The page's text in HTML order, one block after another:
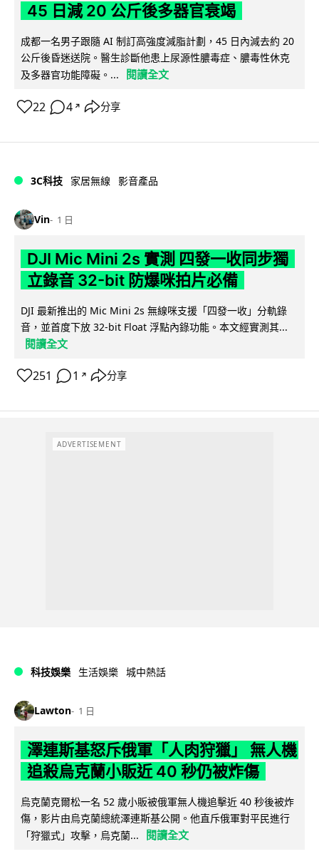
45 日減 20 公斤後多器官衰竭
成都一名男子跟隨 AI 制訂高強度減脂計劃，45 日內減去約 20
公斤後昏迷送院。醫生診斷他患上尿源性膿毒症、膿毒性休克
及多器官功能障礙。...
閱讀全文
22 4 ↗ 分享
3C科技 家居無線 影音產品
Vin 1 日
DJI Mic Mini 2s 實測 四發一收同步獨
立錄音 32-bit 防爆咪拍片必備
DJI 最新推出的 Mic Mini 2s 無線咪支援「四發一收」分軌錄
音，並首度下放 32-bit Float 浮點內錄功能。本文經實測其...
閱讀全文
251 1 ↗ 分享
ADVERTISEMENT
科技娛樂 生活娛樂 城中熱話
Lawton 1 日
澤連斯基怒斥俄軍「人肉狩獵」 無人機
追殺烏克蘭小販近 40 秒仍被炸傷
烏克蘭克爾松一名 52 歲小販被俄軍無人機追擊近 40 秒後被炸
傷，影片由烏克蘭總統澤連斯基公開。他直斥俄軍對平民進行
「狩獵式」攻擊，烏克蘭...
閱讀全文